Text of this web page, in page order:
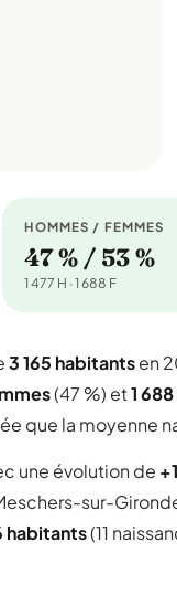
HOMMES / FEMMES
47 % / 53 %
1 477 H · 1 688 F
3 165 habitantsen
(47 %) et1
que la moyenne
une évolution de
sur-
habitants(11